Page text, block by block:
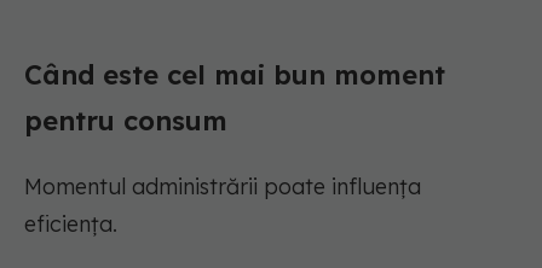
Când este cel mai bun moment
pentru consum
Momentul administrării poate influența
eficiența.